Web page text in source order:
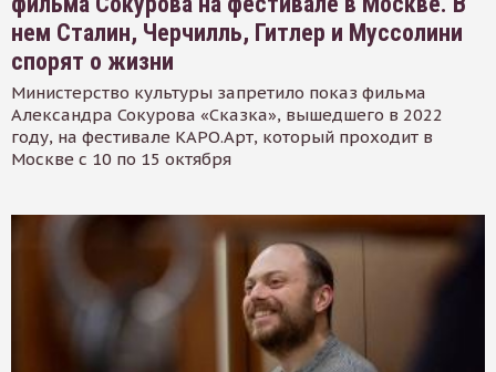
нем Сталин, Черчилль, Гитлер и Муссолини
спорят о жизни
Министерство культуры запретило показ фильма
Александра Сокурова «Сказка», вышедшего в 2022
году, на фестивале КАРО.Арт, который проходит в
Москве с 10 по 15 октября